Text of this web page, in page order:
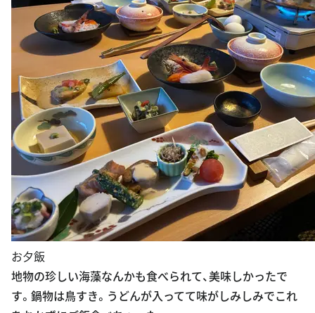
お夕飯
地物の珍しい海藻なんかも食べられて、美味しかったで
す。鍋物は鳥すき。うどんが入ってて味がしみしみでこれ